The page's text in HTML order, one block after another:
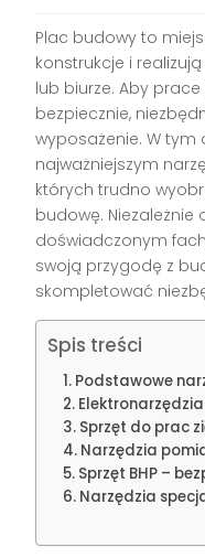
Plac budowy to
konstrukcje i
lub biurze. Aby
bezpiecznie,
wyposażenie. W tym
najważniejszym
których trudno
budowę. Niezależnie
doświadczonym
swoją przygodę z
skompletować
Spis treści
Podstawowe
Sprzęt do prac
Narzędzia
Sprzęt BHP –
Narzędzia